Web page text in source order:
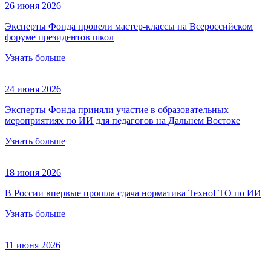
26 июня 2026
Эксперты Фонда провели мастер-классы на Всероссийском
форуме президентов школ
Узнать больше
24 июня 2026
Эксперты Фонда приняли участие в образовательных
мероприятиях по ИИ для педагогов на Дальнем Востоке
Узнать больше
18 июня 2026
В России впервые прошла сдача норматива ТехноГТО по ИИ
Узнать больше
11 июня 2026